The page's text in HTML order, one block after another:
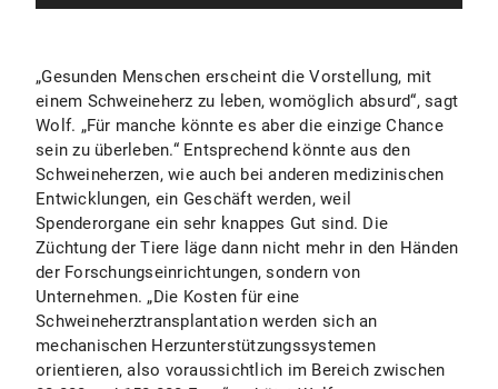
„Gesunden Menschen erscheint die Vorstellung, mit
einem Schweineherz zu leben, womöglich absurd“, sagt
Wolf. „Für manche könnte es aber die einzige Chance
sein zu überleben.“ Entsprechend könnte aus den
Schweineherzen, wie auch bei anderen medizinischen
Entwicklungen, ein Geschäft werden, weil
Spenderorgane ein sehr knappes Gut sind. Die
Züchtung der Tiere läge dann nicht mehr in den Händen
der Forschungseinrichtungen, sondern von
Unternehmen. „Die Kosten für eine
Schweineherztransplantation werden sich an
mechanischen Herzunterstützungssystemen
orientieren, also voraussichtlich im Bereich zwischen